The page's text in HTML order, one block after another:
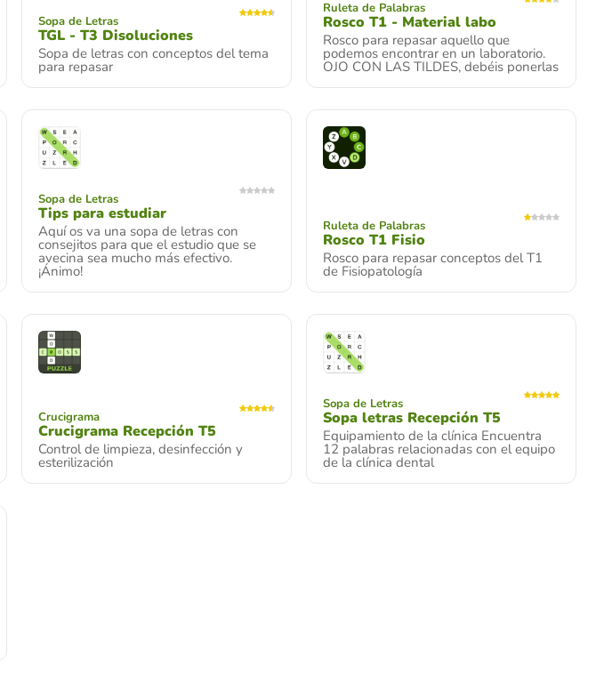
Sopa de Letras
TGL - T3 Disoluciones
Sopa de letras con conceptos del tema
para repasar
Ruleta de Palabras
Rosco T1 - Material labo
Rosco para repasar aquello que
podemos encontrar en un laboratorio.
OJO CON LAS TILDES, debéis ponerlas
Sopa de Letras
Tips para estudiar
Aquí os va una sopa de letras con
consejitos para que el estudio que se
avecina sea mucho más efectivo.
¡Ánimo!
Ruleta de Palabras
Rosco T1 Fisio
Rosco para repasar conceptos del T1
de Fisiopatología
Crucigrama
Crucigrama Recepción T5
Control de limpieza, desinfección y
esterilización
Sopa de Letras
Sopa letras Recepción T5
Equipamiento de la clínica Encuentra
12 palabras relacionadas con el equipo
de la clínica dental